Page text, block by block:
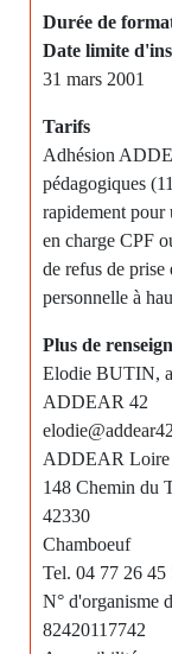
Durée de
Date limite
31 mars 2001
Tarifs
Adhésion
pédagogiques
rapidement pour
en charge CPF
de refus de
personnelle à
Plus de
Elodie BUTIN,
ADDEAR 42
ADDEAR Loire
148 Chemin du
42330
Chamboeuf
Tel. 04 77 26 45
N° d'organisme
82420117742